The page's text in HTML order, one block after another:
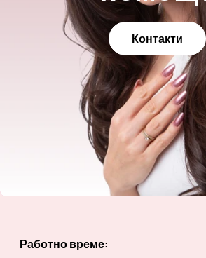
Контакти
Работно време: